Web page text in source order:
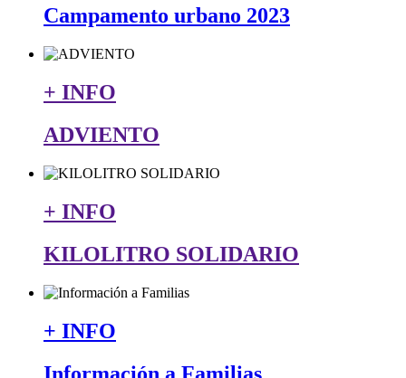
Campamento urbano 2023
+ INFO
ADVIENTO
+ INFO
KILOLITRO SOLIDARIO
+ INFO
Información a Familias